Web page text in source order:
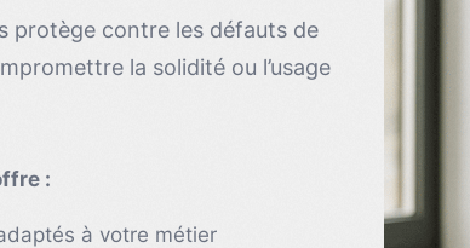
protège contre les défauts de
la solidité ou l’usage
:
à votre métier